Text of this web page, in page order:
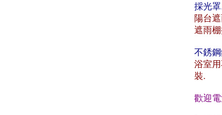
採光
陽台
遮雨
不銹
浴室
裝.
歡迎